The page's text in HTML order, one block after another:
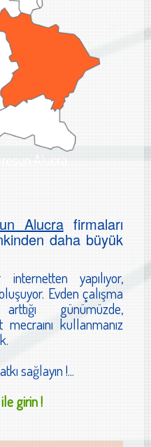
Alucra
Alucrafirmaları
daha büyük
yapılıyor,
Evden çalışma
günümüzde,
kullanmanız
sağlayın !...
girin !